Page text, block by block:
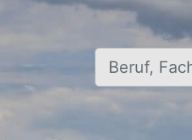
Beruf,